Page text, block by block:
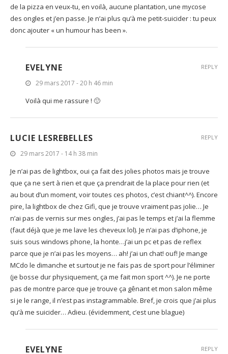
de la pizza en veux-tu, en voilà, aucune plantation, une mycose
des ongles et j’en passe. Je n’ai plus qu’à me petit-suicider : tu peux
donc ajouter « un humour has been ».
EVELYNE
29 mars 2017 - 20 h 46 min
Voilà qui me rassure ! 🙂
REPLY
LUCIE LESREBELLES
29 mars 2017 - 14 h 38 min
Je n’ai pas de lightbox, oui ça fait des jolies photos mais je trouve
que ça ne sert à rien et que ça prendrait de la place pour rien (et
au bout d’un moment, voir toutes ces photos, c’est chiant^^). Encore
pire, la lightbox de chez Gifi, que je trouve vraiment pas jolie… Je
n’ai pas de vernis sur mes ongles, j’ai pas le temps et j’ai la flemme
(faut déjà que je me lave les cheveux lol). Je n’ai pas d’iphone, je
suis sous windows phone, la honte…j’ai un pc et pas de reflex
parce que je n’ai pas les moyens… ah! j’ai un chat! ouf! Je mange
MCdo le dimanche et surtout je ne fais pas de sport pour l’éliminer
(je bosse dur physiquement, ça me fait mon sport ^^). Je ne porte
pas de montre parce que je trouve ça gênant et mon salon même
si je le range, il n’est pas instagrammable. Bref, je crois que j’ai plus
qu’à me suicider… Adieu. (évidemment, c’est une blague)
REPLY
EVELYNE REPLY